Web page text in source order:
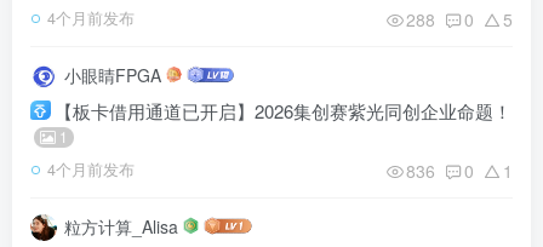
4个月前发布 288 0 5
小眼睛FPGA
【板卡借用通道已开启】2026集创赛紫光同创企业命题！
1
4个月前发布 836 0 1
粒方计算_Alisa